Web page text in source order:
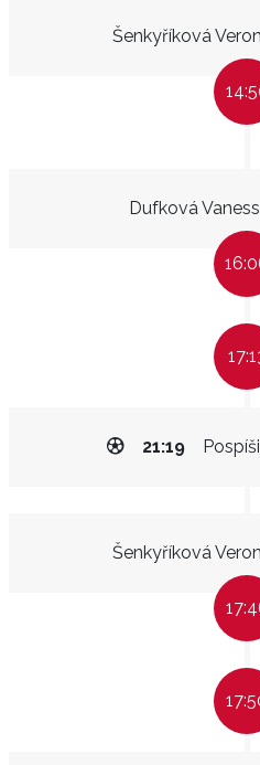
Šenkyříková
Dufková
21:19
Šenkyříková